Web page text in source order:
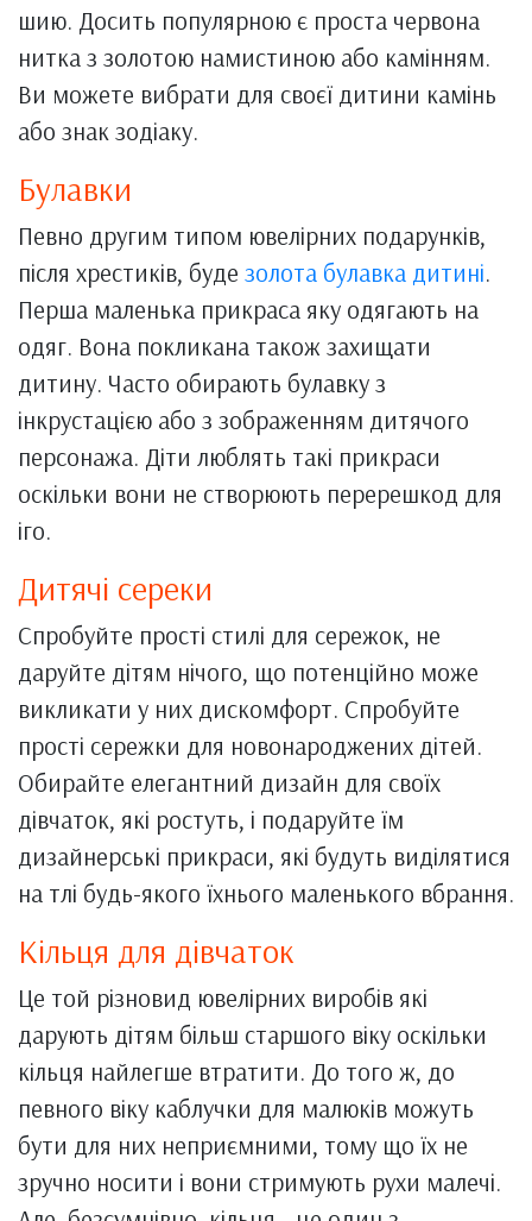
шию. Досить популярною є проста червона
нитка з золотою намистиною або камінням.
Ви можете вибрати для своєї дитини камінь
або знак зодіаку.
Булавки
Певно другим типом ювелірних подарунків,
після хрестиків, буде золота булавка дитині.
Перша маленька прикраса яку одягають на
одяг. Вона покликана також захищати
дитину. Часто обирають булавку з
інкрустацією або з зображенням дитячого
персонажа. Діти люблять такі прикраси
оскільки вони не створюють перерешкод для
іго.
Дитячі сереки
Спробуйте прості стилі для сережок, не
даруйте дітям нічого, що потенційно може
викликати у них дискомфорт. Спробуйте
прості сережки для новонароджених дітей.
Обирайте елегантний дизайн для своїх
дівчаток, які ростуть, і подаруйте їм
дизайнерські прикраси, які будуть виділятися
на тлі будь-якого їхнього маленького вбрання.
Кільця для дівчаток
Це той різновид ювелірних виробів які
дарують дітям більш старшого віку оскільки
кільця найлегше втратити. До того ж, до
певного віку каблучки для малюків можуть
бути для них неприємними, тому що їх не
зручно носити і вони стримують рухи малечі.